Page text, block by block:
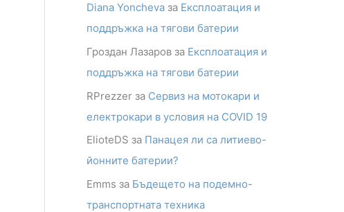
Diana Yoncheva за Експлоатация и
поддръжка на тягови батерии
Гроздан Лазаров за Експлоатация и
поддръжка на тягови батерии
RPrezzer за Сервиз на мотокари и
електрокари в условия на COVID 19
ElioteDS за Панацея ли са литиево-
йонните батерии?
Emms за Бъдещето на подемно-
транспортната техника